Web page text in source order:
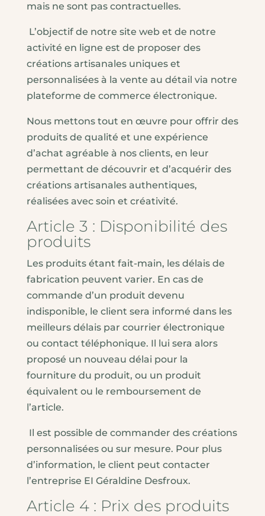
mais ne sont pas contractuelles.
L’objectif de notre site web et de notre
activité en ligne est de proposer des
créations artisanales uniques et
personnalisées à la vente au détail via notre
plateforme de commerce électronique.
Nous mettons tout en œuvre pour offrir des
produits de qualité et une expérience
d’achat agréable à nos clients, en leur
permettant de découvrir et d’acquérir des
créations artisanales authentiques,
réalisées avec soin et créativité.
Article 3 : Disponibilité des
produits
Les produits étant fait-main, les délais de
fabrication peuvent varier. En cas de
commande d’un produit devenu
indisponible, le client sera informé dans les
meilleurs délais par courrier électronique
ou contact téléphonique. Il lui sera alors
proposé un nouveau délai pour la
fourniture du produit, ou un produit
équivalent ou le remboursement de
l’article.
Il est possible de commander des créations
personnalisées ou sur mesure. Pour plus
d’information, le client peut contacter
l’entreprise EI Géraldine Desfroux.
Article 4 : Prix des produits